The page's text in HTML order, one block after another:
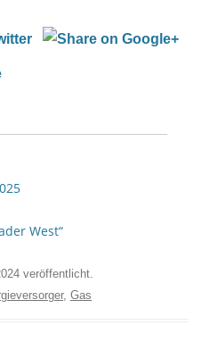
West“
veröffentlicht.
, Gas